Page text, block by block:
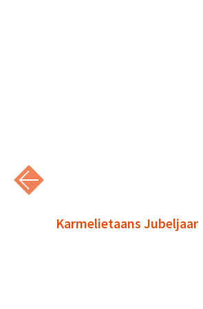
Karmelietaans Jubeljaar